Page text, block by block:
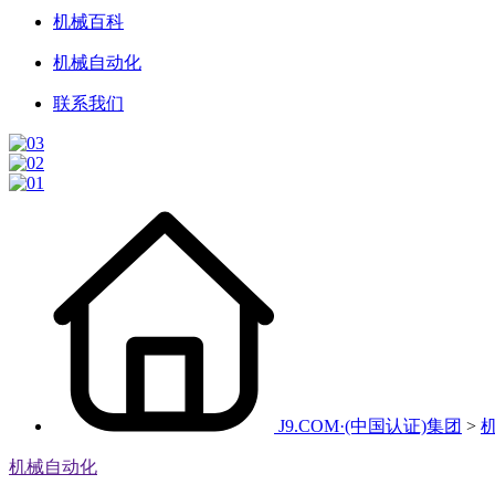
机械百科
机械自动化
联系我们
J9.COM·(中国认证)集团 >
机械自动化